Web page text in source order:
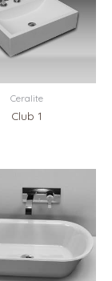
Ceralite
Club 1